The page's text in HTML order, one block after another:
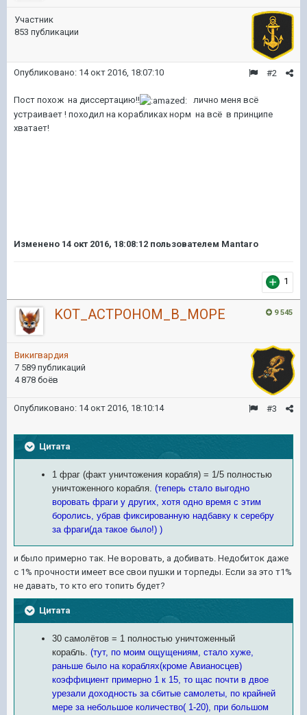
Участник
853 публикации
#2
Опубликовано: 14 окт 2016, 18:07:10
Пост похож на диссертацию!!
лично меня всё
устраивает ! походил на корабликах норм на всё в принципе
хватает!
Изменено 14 окт 2016, 18:08:12 пользователем Mantaro
1
9 545
KOT_ACTPOHOM_B_MOPE
Викигвардия
7 589 публикаций
4 878 боёв
#3
Опубликовано: 14 окт 2016, 18:10:14
Цитата
1 фраг (факт уничтожения корабля) = 1/5 полностью
уничтоженного корабля. (теперь стало выгодно
воровать фраги у других, хотя одно время с этим
боролись, убрав фиксированную надбавку к серебру
за фраги(да такое было!) )
и было примерно так. Не воровать, а добивать. Недобиток даже
с 1% прочности имеет все свои пушки и торпеды. Если за это т1%
не давать, то кто его топить будет?
Цитата
30 самолётов = 1 полностью уничтоженный
корабль. (тут, по моим ощущениям, стало хуже,
раньше было на кораблях(кроме Авианосцев)
коэффициент примерно 1 к 15, то щас почти в двое
урезали доходность за сбитые самолеты, по крайней
мере за небольшое количество( 1-20), при большом